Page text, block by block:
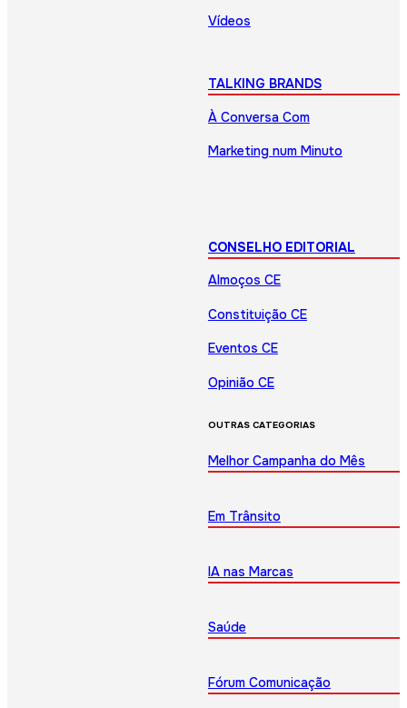
Vídeos
TALKING BRANDS
À Conversa Com
Marketing num Minuto
CONSELHO EDITORIAL
Almoços CE
Constituição CE
Eventos CE
Opinião CE
OUTRAS CATEGORIAS
Melhor Campanha do Mês
Em Trânsito
IA nas Marcas
Saúde
Fórum Comunicação